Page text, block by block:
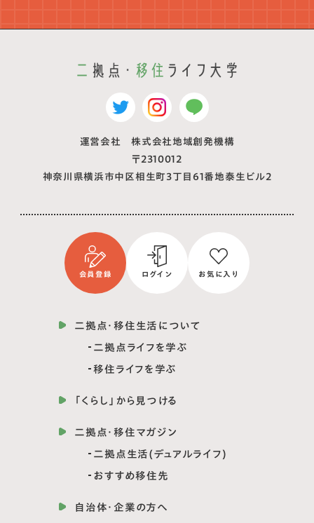
運営会社 株式会社地域創発機構
〒2310012
神奈川県横浜市中区相生町3丁目61番地泰生ビル2
会員登録 ログイン お気に入り
二拠点・移住生活について
二拠点ライフを学ぶ
移住ライフを学ぶ
「くらし」から見つける
二拠点・移住マガジン
二拠点生活(デュアルライフ)
おすすめ移住先
自治体・企業の方へ